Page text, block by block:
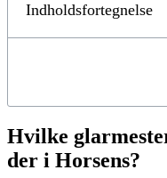
Indholdsfortegnelse
Hvilke
der i Horsens?